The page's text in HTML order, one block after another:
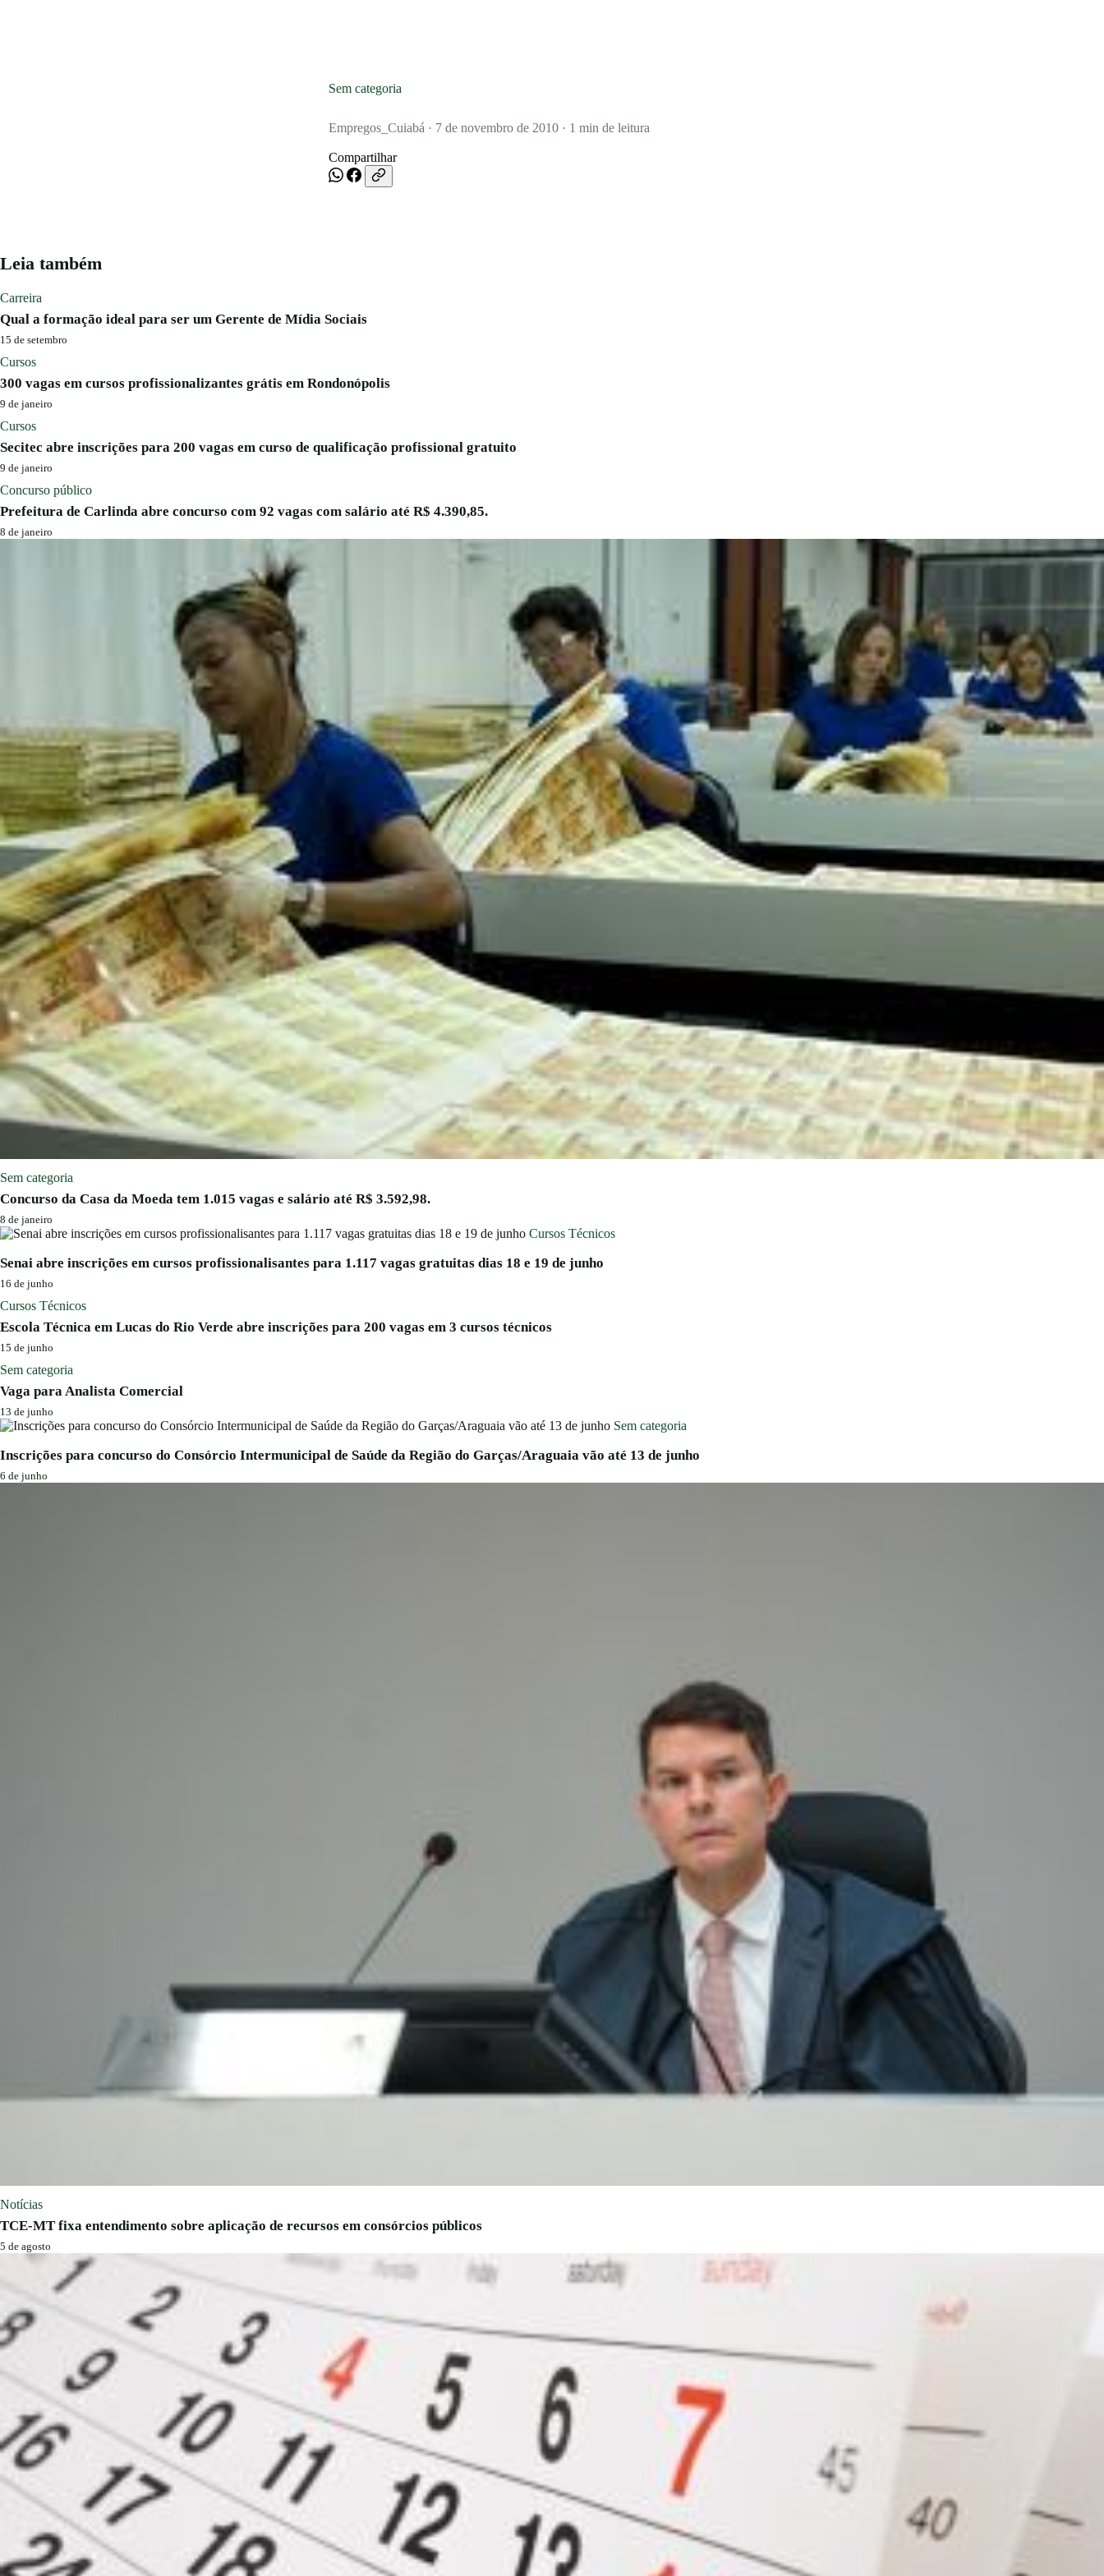
Sem categoria
Empregos_Cuiabá · 7 de novembro de 2010 · 1 min de leitura
Compartilhar
Leia também
Carreira
Qual a formação ideal para ser um Gerente de Mídia Sociais
15 de setembro
Cursos
300 vagas em cursos profissionalizantes grátis em Rondonópolis
9 de janeiro
Cursos
Secitec abre inscrições para 200 vagas em curso de qualificação profissional gratuito
9 de janeiro
Concurso público
Prefeitura de Carlinda abre concurso com 92 vagas com salário até R$ 4.390,85.
8 de janeiro
Sem categoria
Concurso da Casa da Moeda tem 1.015 vagas e salário até R$ 3.592,98.
8 de janeiro
Cursos Técnicos
Senai abre inscrições em cursos profissionalisantes para 1.117 vagas gratuitas dias 18 e 19 de junho
16 de junho
Cursos Técnicos
Escola Técnica em Lucas do Rio Verde abre inscrições para 200 vagas em 3 cursos técnicos
15 de junho
Sem categoria
Vaga para Analista Comercial
13 de junho
Sem categoria
Inscrições para concurso do Consórcio Intermunicipal de Saúde da Região do Garças/Araguaia vão até 13 de junho
6 de junho
Notícias
TCE-MT fixa entendimento sobre aplicação de recursos em consórcios públicos
5 de agosto